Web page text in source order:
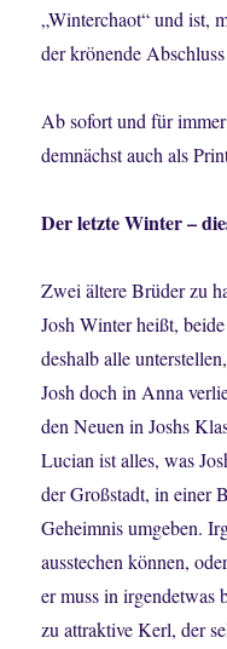
„Winterchaot“ und ist,
der krönende
Ab sofort und für
demnächst auch als
Der letzte Winter –
Zwei ältere Brüder zu
Josh Winter heißt,
deshalb alle
Josh doch in Anna
den Neuen in Joshs
Lucian ist alles, was
der Großstadt, in einer
Geheimnis umgeben.
ausstechen können,
er muss in irgendetwas
zu attraktive Kerl, der